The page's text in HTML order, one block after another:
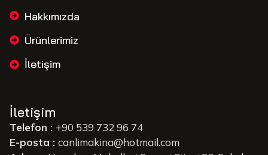
Hakkımızda
Ürünlerimiz
İletişim
İletişim
Telefon : +90 539 732 96 74
E-posta : canlimakina@hotmail.com